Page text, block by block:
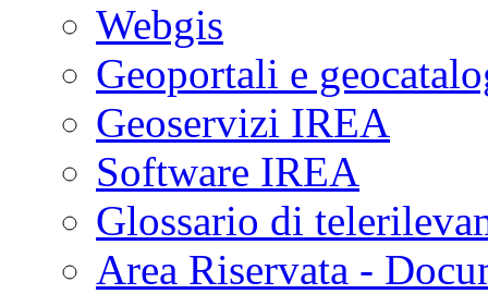
Webgis
Geoportali e
Geoservizi IREA
Software IREA
Glossario di
Area Riservata -